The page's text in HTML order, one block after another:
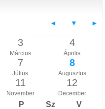
◄ ▼ ►
3
Március
4
Április
7
Július
8
Augusztus
11
November
12
December
P Sz
V